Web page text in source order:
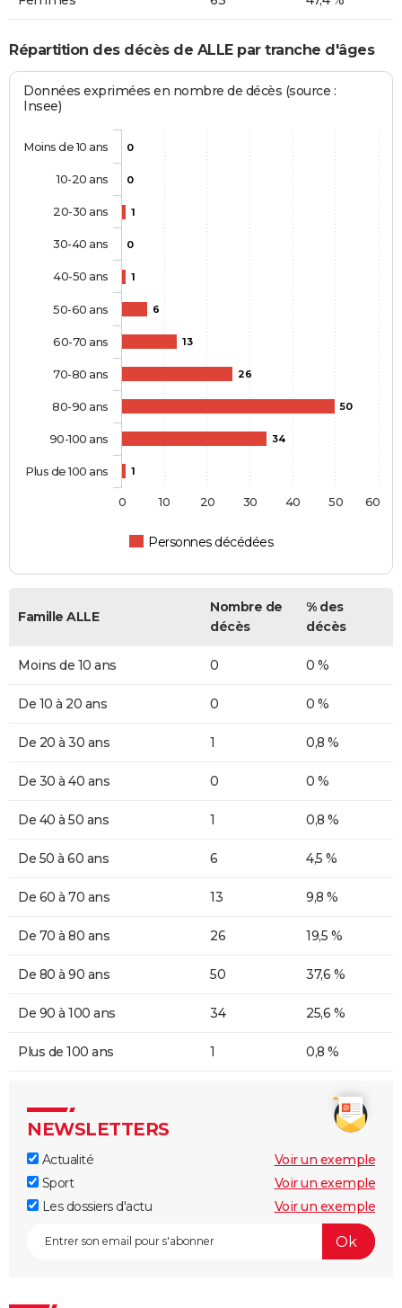
Répartition des décès de ALLE par tranche d'âges
Données exprimées en nombre de décès (source :
Insee)
0
0
1
0
1
6
13
26
50
34
1
Personnes décédées
Moins de 10 ans
10-20 ans
20-30 ans
30-40 ans
40-50 ans
50-60 ans
60-70 ans
70-80 ans
80-90 ans
90-100 ans
Plus de 100 ans
0 10 20 30 40 50 60
Famille ALLE
Nombre de
décès
% des
décès
Moins de 10 ans 0 0 %
De 10 à 20 ans 0 0 %
De 20 à 30 ans 1 0,8 %
De 30 à 40 ans 0 0 %
De 40 à 50 ans 1 0,8 %
De 50 à 60 ans 6 4,5 %
De 60 à 70 ans 13 9,8 %
De 70 à 80 ans 26 19,5 %
De 80 à 90 ans 50 37,6 %
De 90 à 100 ans 34 25,6 %
Plus de 100 ans 1 0,8 %
NEWSLETTERS
Actualité
Voir un exemple
Sport
Voir un exemple
Les dossiers d'actu
Voir un exemple